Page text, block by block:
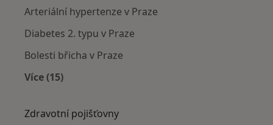
Arteriální hypertenze v Praze
Diabetes 2. typu v Praze
Bolesti břicha v Praze
Více (15)
Zdravotní pojišťovny